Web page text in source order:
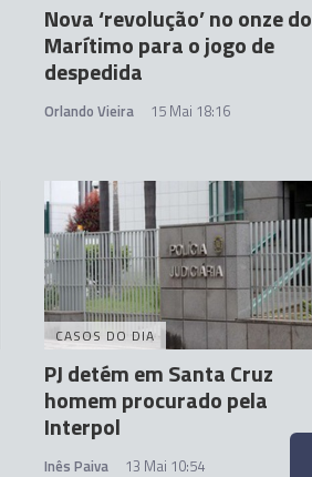
Nova ‘revolução’ no onze do
Marítimo para o jogo de
despedida
Orlando Vieira 15 Mai 18:16
CASOS DO DIA
PJ detém em Santa Cruz
homem procurado pela
Interpol
Inês Paiva 13 Mai 10:54